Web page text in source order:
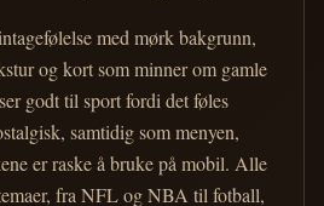
med mørk bakgrunn,
og kort som minner om gamle
godt til sport fordi det føles
samtidig som menyen,
er raske å bruke på mobil. Alle
fra NFL og NBA til fotball,